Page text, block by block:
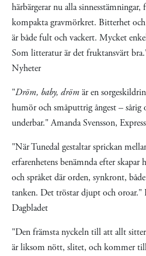
härbärgerar nu alla
kompakta gravmörkret. Bitterhet
är både fult och vackert. Mycket
Som litteratur är det fruktansvärt
Nyheter
"Dröm, baby, drömär en
humör och småputtrig ångest – sårig
underbar." Amanda Svensson,
"När Tunedal gestaltar sprickan
erfarenhetens benämnda efter skapar
och språket där orden, synkront,
tanken. Det tröstar djupt och oroar."
Dagbladet
"Den främsta nyckeln till att allt sitter
är liksom nött, slitet, och kommer